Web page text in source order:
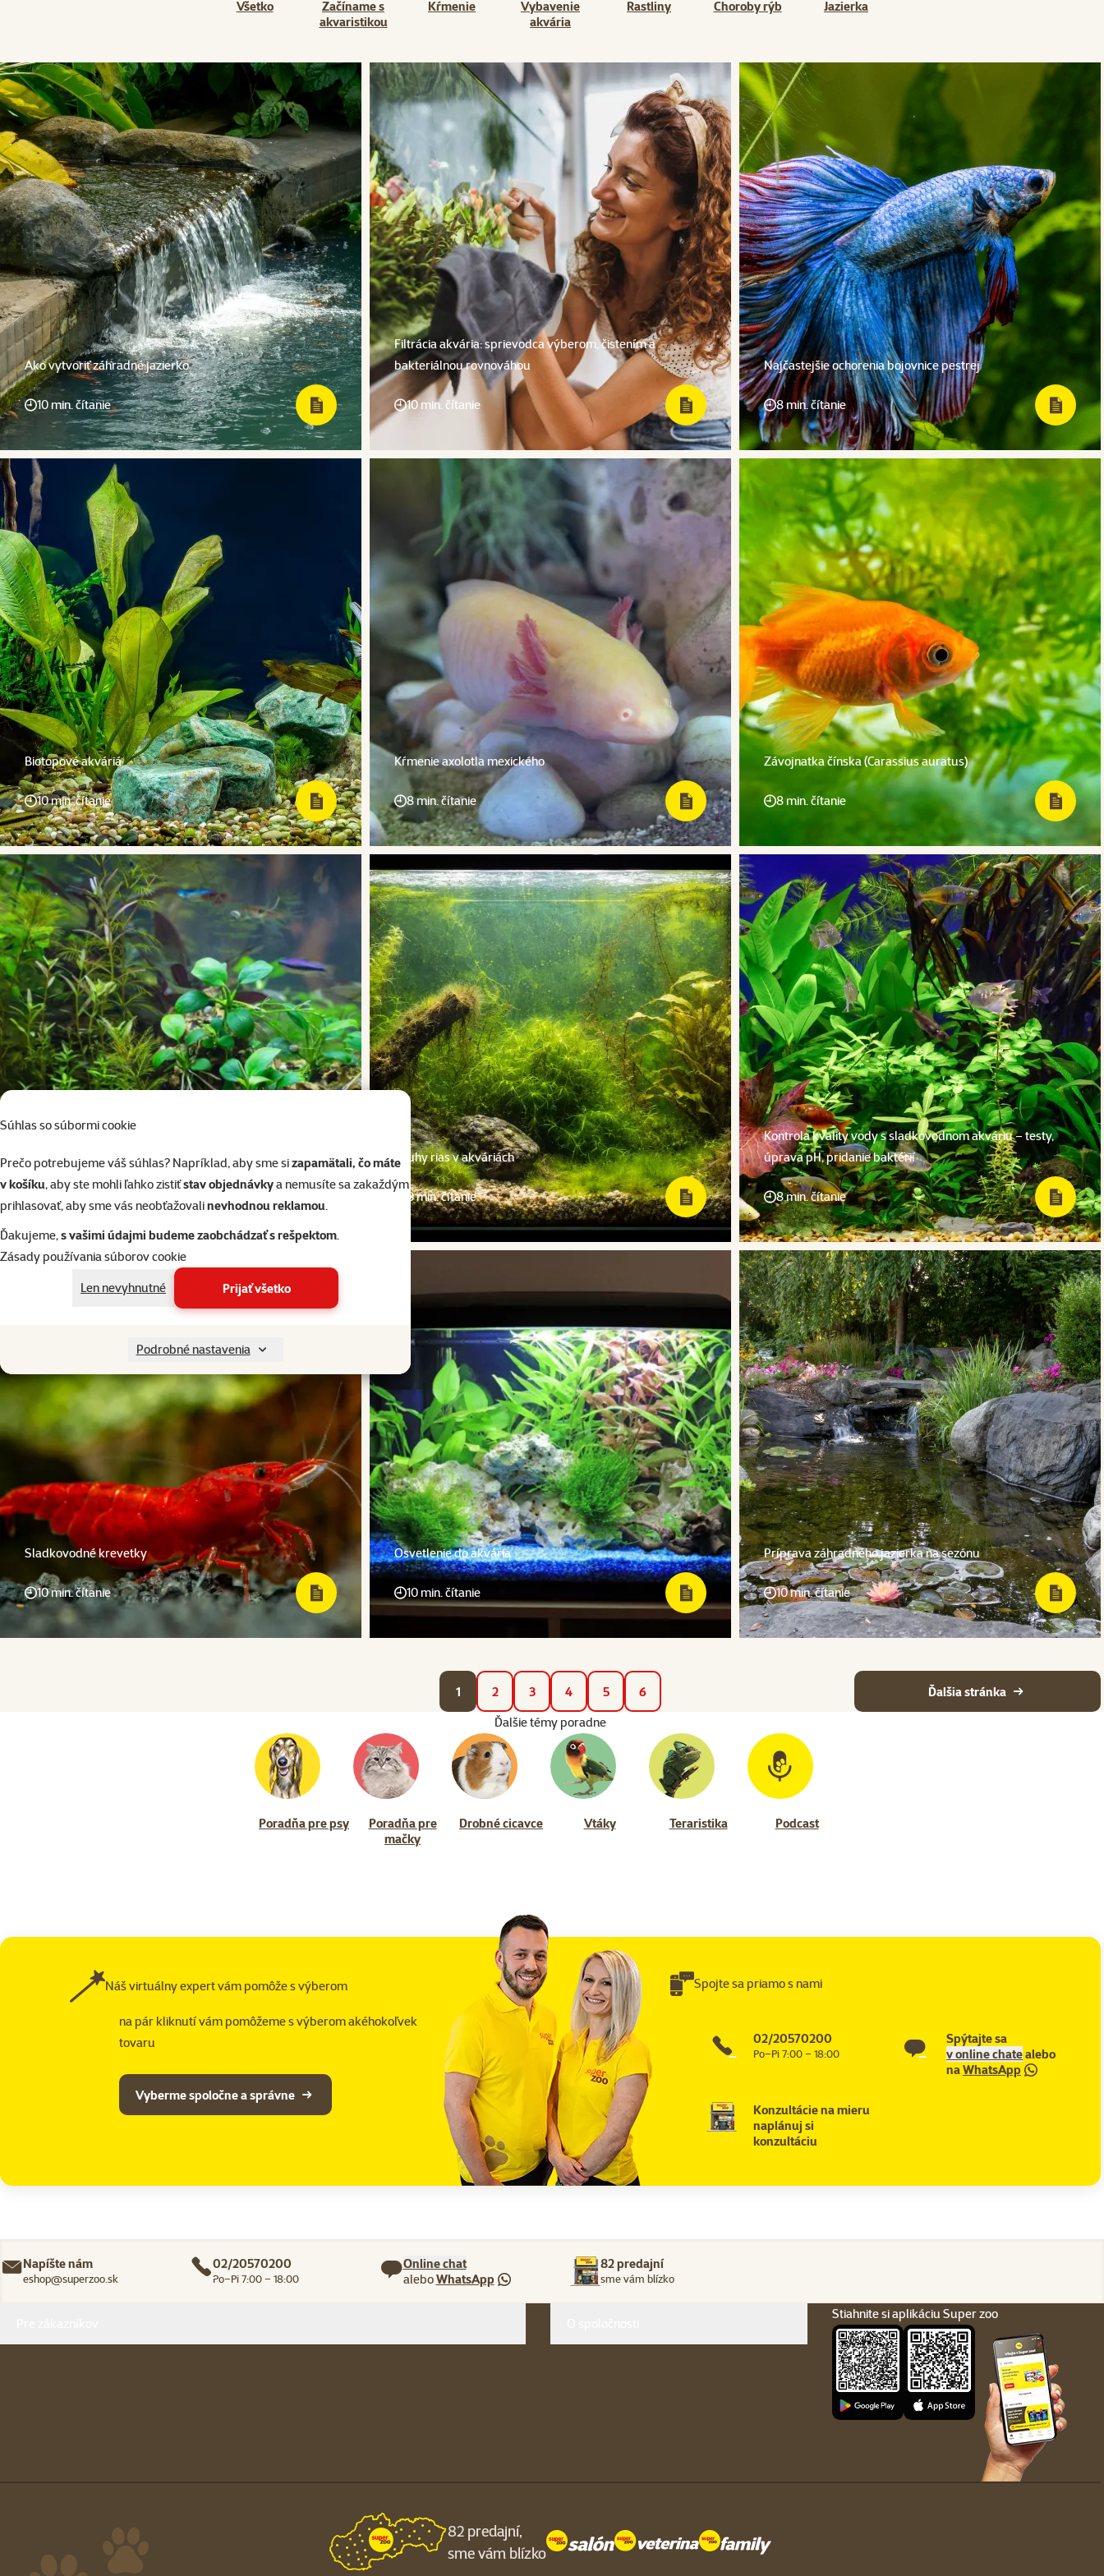
Súhlas so súbormi cookie
Prečo potrebujeme váš súhlas? Napríklad, aby sme sizapamätali, čo máte
v košíku, aby ste mohli ľahko zistiťstav objednávkya nemusíte sa zakaždým
prihlasovať, aby sme vás neobťažovalinevhodnou reklamou.
Ďakujeme,s vašimi údajmi budeme zaobchádzať s rešpektom.
Zásady používania súborov cookie
Len nevyhnutné
Prijať všetko
Podrobné nastavenia
Všetko
Začíname s
akvaristikou
Kŕmenie
Vybavenie
akvária
Rastliny Choroby rýb Jazierka
Ako vytvoriť záhradné jazierko
10 min. čítanie
Filtrácia akvária: sprievodca výberom, čistením a
bakteriálnou rovnováhou
10 min. čítanie
Najčastejšie ochorenia bojovnice pestrej
8 min. čítanie
Biotopové akváriá
10 min. čítanie
Kŕmenie axolotla mexického
8 min. čítanie
Závojnatka čínska (Carassius auratus)
8 min. čítanie
Výber rastlín a dekorácií do akvária
10 min. čítanie
Druhy rias v akváriách
8 min. čítanie
Kontrola kvality vody s sladkovodnom akváriu – testy,
úprava pH, pridanie baktérií
8 min. čítanie
Sladkovodné krevetky
10 min. čítanie
Osvetlenie do akvária
10 min. čítanie
Príprava záhradného jazierka na sezónu
10 min. čítanie
1 2 3 4 5 6
Ďalšia stránka
Ďalšie témy poradne
Poradňa pre psy
Poradňa pre
mačky
Drobné cicavce Vtáky Teraristika Podcast
Náš virtuálny expert vám pomôže s výberom
na pár kliknutí vám pomôžeme s výberom akéhokoľvek
tovaru
Vyberme spoločne a správne
Spojte sa priamo s nami
02/20570200
Po–Pi 7:00 – 18:00
Spýtajte sa
v online chatealebo
naWhatsApp
Konzultácie na mieru
naplánuj si
konzultáciu
Napíšte nám
eshop@superzoo.sk
02/20570200
Po–Pi 7:00 – 18:00
Online chat
aleboWhatsApp
82 predajní
sme vám blízko
Stiahnite si aplikáciu Super zoo
82 predajní,
sme vám blízko